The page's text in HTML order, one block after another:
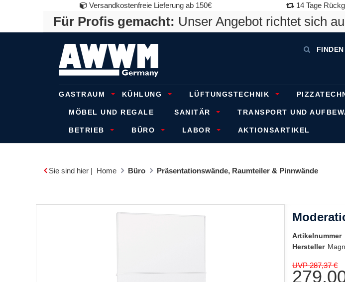
Versandkostenfreie Lieferung ab 150€ 14 Tage
Für Profis gemacht: Unser Angebot richtet sich
FINDEN
GASTRAUM KÜHLUNG LÜFTUNGSTECHNIK
MÖBEL UND REGALE SANITÄR TRANSPORT UND
BETRIEB BÜRO LABOR AKTIONSARTIKEL
Sie sind hier | Home Büro Präsentationswände, Raumteiler & Pinnwände
Artikelnummer
Hersteller
UVP 287,37 €